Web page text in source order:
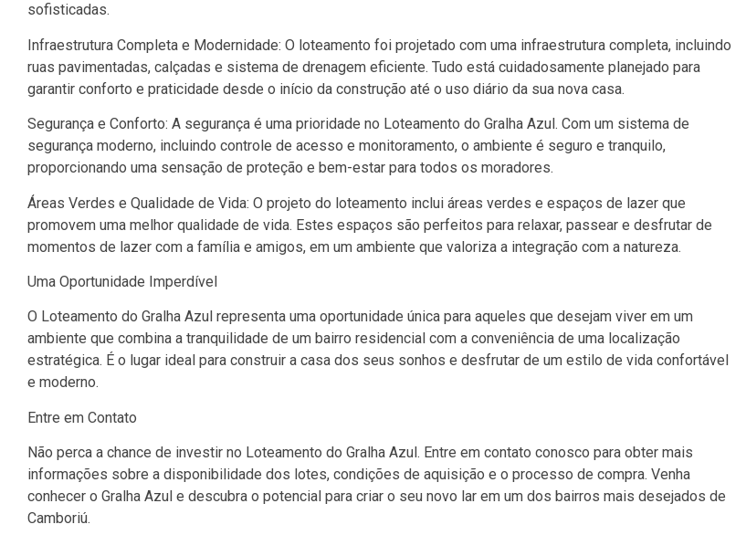
sofisticadas.
Infraestrutura Completa e Modernidade: O loteamento foi projetado com uma infraestrutura completa, incluindo
ruas pavimentadas, calçadas e sistema de drenagem eficiente. Tudo está cuidadosamente planejado para
garantir conforto e praticidade desde o início da construção até o uso diário da sua nova casa.
Segurança e Conforto: A segurança é uma prioridade no Loteamento do Gralha Azul. Com um sistema de
segurança moderno, incluindo controle de acesso e monitoramento, o ambiente é seguro e tranquilo,
proporcionando uma sensação de proteção e bem-estar para todos os moradores.
Áreas Verdes e Qualidade de Vida: O projeto do loteamento inclui áreas verdes e espaços de lazer que
promovem uma melhor qualidade de vida. Estes espaços são perfeitos para relaxar, passear e desfrutar de
momentos de lazer com a família e amigos, em um ambiente que valoriza a integração com a natureza.
Uma Oportunidade Imperdível
O Loteamento do Gralha Azul representa uma oportunidade única para aqueles que desejam viver em um
ambiente que combina a tranquilidade de um bairro residencial com a conveniência de uma localização
estratégica. É o lugar ideal para construir a casa dos seus sonhos e desfrutar de um estilo de vida confortável
e moderno.
Entre em Contato
Não perca a chance de investir no Loteamento do Gralha Azul. Entre em contato conosco para obter mais
informações sobre a disponibilidade dos lotes, condições de aquisição e o processo de compra. Venha
conhecer o Gralha Azul e descubra o potencial para criar o seu novo lar em um dos bairros mais desejados de
Camboriú.